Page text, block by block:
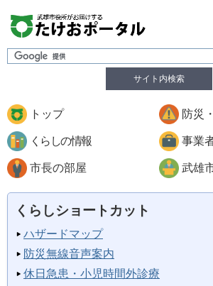
サイト内検索
トップ 防災
くらしの情報 事業
市長の部屋 武雄
くらしショートカット
ハザードマップ
防災無線音声案内
休日急患・小児時間外診療